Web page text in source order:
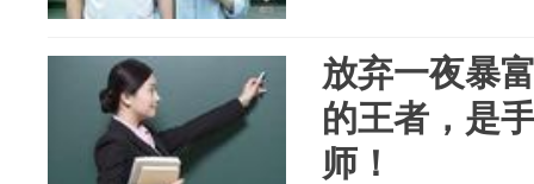
放弃一夜暴
的王者，是
师！